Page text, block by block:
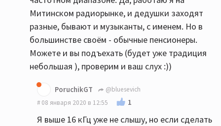
Митинском радиорынке, и дедушки заходят
разные, бывают и музыканты, с именем. Но в
большинстве своём - обычные пенсионеры.
Можете и вы подъехать (будет уже традиция
небольшая ), проверим и ваш слух :))
PoruchikGT
@bluesevich
08 января 2020 в 12:55
1
Я выше 16 кГц уже не слышу, но если сделать